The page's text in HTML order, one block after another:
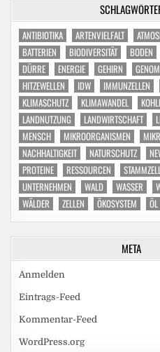
ANTIBIOTIKA ARTENVIELFALT
BATTERIEN
BIODIVERSITÄT BODEN
DÜRRE
ENERGIE GEHIRN GENOM
HITZEWELLEN
IDW IMMUNZELLEN
KLIMASCHUTZ
KLIMAWANDEL
LANDNUTZUNG
LANDWIRTSCHAFT
MENSCH
MIKROORGANISMEN
NACHHALTIGKEIT
NATURSCHUTZ
PROTEINE
RESSOURCEN
UNTERNEHMEN
WALD WASSER
WÄLDER
ZELLEN ÖKOSYSTEM ÖL
META
Anmelden
Eintrags-Feed
Kommentar-Feed
WordPress.org